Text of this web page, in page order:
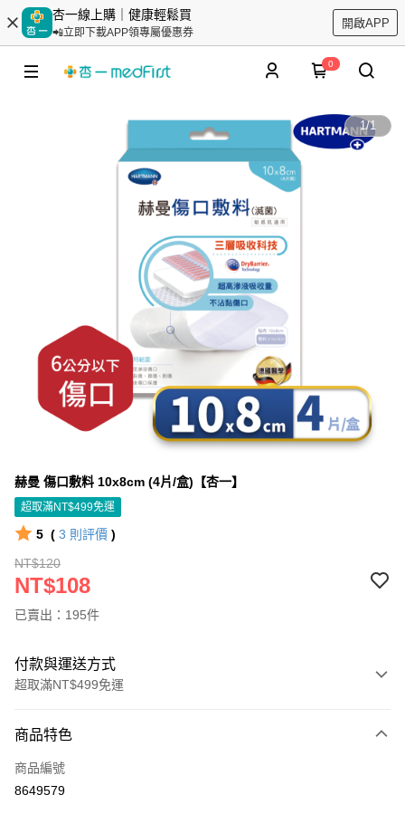
杏一線上購｜健康輕鬆買
📲立即下載APP領專屬優惠券
開啟APP
0
1/1
赫曼 傷口敷料 10x8cm (4片/盒)【杏一】
超取滿NT$499免運
5 ( 3 則評價 )
NT$120
NT$108
已賣出：195件
付款與運送方式
超取滿NT$499免運
信用卡一次付款
信用卡分期付款
商品特色
商品編號
8649579